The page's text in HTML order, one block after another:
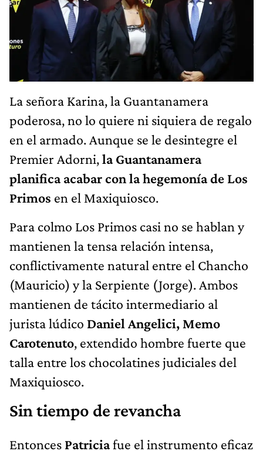
La señora Karina, la Guantanamera
poderosa, no lo quiere ni siquiera de regalo
en el armado. Aunque se le desintegre el
Premier Adorni,la Guantanamera
planifica acabar con la hegemonía de Los
Primos en el Maxiquiosco.
Para colmo Los Primos casi no se hablan y
mantienen la tensa relación intensa,
conflictivamente natural entre el Chancho
(Mauricio) y la Serpiente (Jorge). Ambos
mantienen de tácito intermediario al
jurista lúdico Daniel Angelici, Memo
Carotenuto, extendido hombre fuerte que
talla entre los chocolatines judiciales del
Maxiquiosco.
Sin tiempo de revancha
Entonces Patriciafue el instrumento eficaz